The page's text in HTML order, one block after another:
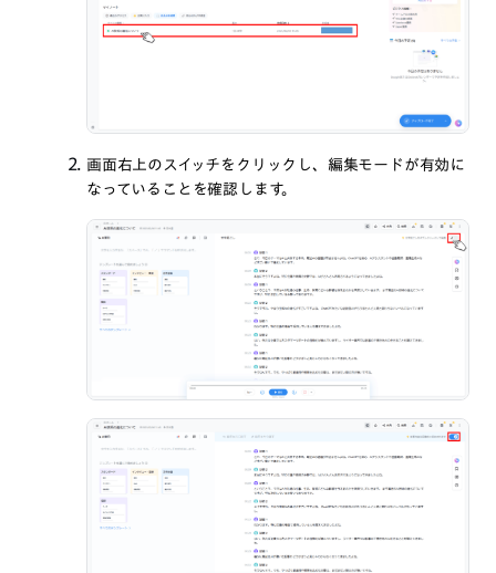
画面右上のスイッチをクリックし、編集モードが有効に
なっていることを確認します。